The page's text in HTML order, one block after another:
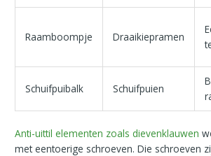
Raamboompje Draaikiepramen
Schuifpuibalk Schuifpuien
Anti-uittil elementen zoals dievenklauwen
met eentoerige schroeven. Die schroeven